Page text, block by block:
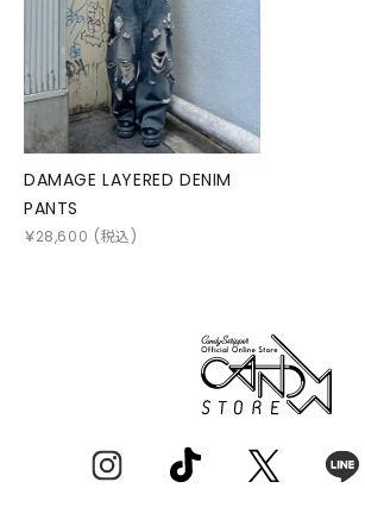
DAMAGE LAYERED DENIM
PANTS
￥28,600 (税込)